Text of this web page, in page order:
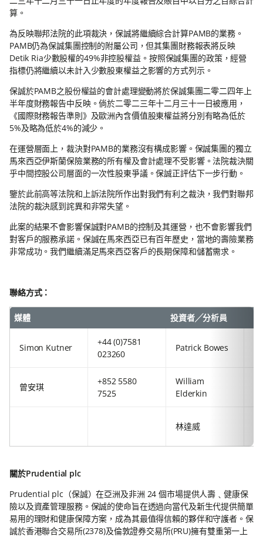
算。
為反映聯邦法院的此項裁決，保誠將繼續綜合計算PAMB的業務。
PAMB仍為保誠集團控制的附屬公司，但其集團財務報表將反映
Detik Ria少數股權的49%非控股權益。按照保誠集團的政策，經營
指標仍將繼續以未計入少數股東權益之影響的方式列示。
保誠於PAMB之股份權益的會計處理變動將於保誠集團二零二四年上
半年度財務報告中反映。倘於二零二三年十二月三十一日被應用，
《國際財務報告準則》及歐洲內含價值股東權益將分別有略為低於
5%及略為低於4%的減少。
在運營層面上，裁決對PAMB的業務沒有構成影響。保誠集團的獨立
馬來西亞伊斯蘭保險業務的所有權及會計處理不受影響。法院裁決關
乎中間控股公司層面的一次性股東爭議。保誠正評估下一步行動。
鑒於此前高等法院和上訴法院所作出對我們有利之裁決，我們對聯邦
法院的裁決感到詫異和非常失望。
此案的結果不會影響保誠對PAMB的控制及其運營，也不會影響我們
對客戶的服務承諾。保誠在馬來西亞已有百年歷史，當地的壽險業務
非常成功。我們繼續滿足馬來西亞客戶的長期保障和儲蓄需求。
聯絡方式：
媒體 投資者╱分析員
Simon Kutner
+44 (0)7581
023260
Patrick Bowes
曾安琪
+852 5580
7525
William
Elderkin
林達威
關於Prudential plc
Prudential plc（保誠）在亞洲及非洲 24 個市場提供人壽﹑健康保
險以及資產管理服務。保誠的使命旨在透過向當代及新生代提供簡單
易用的理財和健康保障方案，成為其最值得信賴的夥伴和守護者。保
誠於香港聯合交易所(2378)及倫敦證券交易所(PRU)擁有雙重第一上